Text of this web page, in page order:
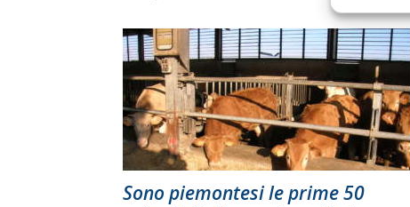
Sono piemontesi le prime 50